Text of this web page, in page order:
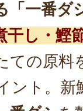
「一番ダ
干し・鰹
ての原料
ント。新